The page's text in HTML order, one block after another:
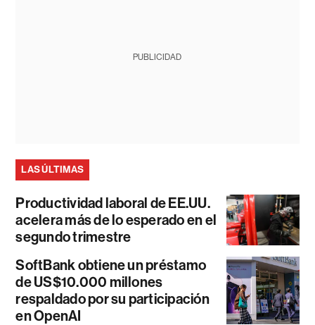
PUBLICIDAD
LAS ÚLTIMAS
Productividad laboral de EE.UU.
acelera más de lo esperado en el
segundo trimestre
SoftBank obtiene un préstamo
de US$10.000 millones
respaldado por su participación
en OpenAI